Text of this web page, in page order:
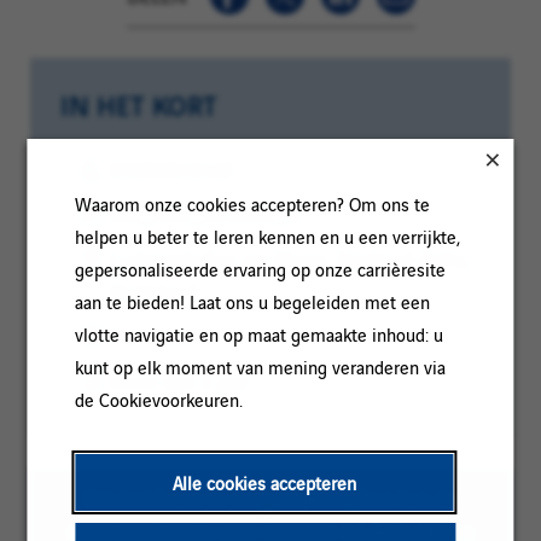
Waarom onze cookies accepteren? Om ons te
helpen u beter te leren kennen en u een verrijkte,
gepersonaliseerde ervaring op onze carrièresite
aan te bieden! Laat ons u begeleiden met een
vlotte navigatie en op maat gemaakte inhoud: u
kunt op elk moment van mening veranderen via
de Cookievoorkeuren.
Alle cookies accepteren
IN HET KORT
Referentie:
Ind_ISW_06.2022_4
Locatie:Ludwigshafen am Rhein, Rijnland-Palts,
Duitsland
Contracttype:
Permanent
Ervaringsniveau:
Meer dan 3 jaar
Om het lezen te vergemakkelijken kan de
meervoudsvorm voor mannen op deze pagina